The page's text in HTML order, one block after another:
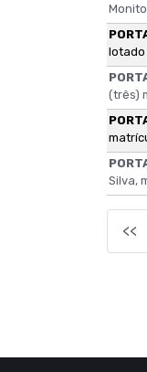
lotado
(três)
Silva,
<<